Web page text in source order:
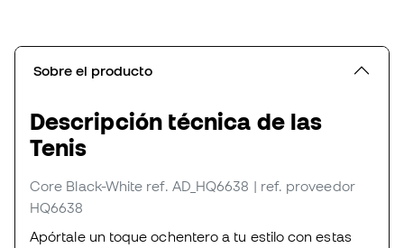
Sobre el producto
Descripción técnica de las
Tenis
Core Black-White ref. AD_HQ6638 | ref. proveedor
HQ6638
Apórtale un toque ochentero a tu estilo con estas